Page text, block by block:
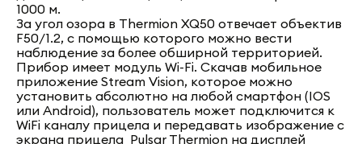
1000 м.
За угол озора в Thermion XQ50 отвечает объектив
F50/1.2, с помощью которого можно вести
наблюдение за более обширной территорией.
Прибор имеет модуль Wi-Fi. Скачав мобильное
приложение Stream Vision, которое можно
установить абсолютно на любой смартфон (IOS
или Android), пользователь может подключится к
WiFi каналу прицела и передавать изображение с
экрана прицела Pulsar Thermion на дисплей